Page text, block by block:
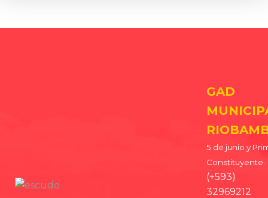
GAD
5 de junio y
Constituyente.
(+593)
32969212